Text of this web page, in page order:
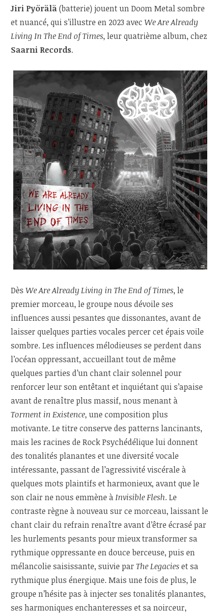
Jiri Pyörälä(batterie) jouent un Doom Metal sombre
et nuancé, qui s’illustre en 2023 avecWe Are Already
Living In The End of Times, leur quatrième album, chez
Saarni Records.
DèsWe Are Already Living in The End of Times, le
premier morceau, le groupe nous dévoile ses
influences aussi pesantes que dissonantes, avant de
laisser quelques parties vocales percer cet épais voile
sombre. Les influences mélodieuses se perdent dans
l’océan oppressant, accueillant tout de même
quelques parties d’un chant clair solennel pour
renforcer leur son entêtant et inquiétant qui s’apaise
avant de renaître plus massif, nous menant à
Torment in Existence, une composition plus
motivante. Le titre conserve des patterns lancinants,
mais les racines de Rock Psychédélique lui donnent
des tonalités planantes et une diversité vocale
intéressante, passant de l’agressivité viscérale à
quelques mots plaintifs et harmonieux, avant que le
son clair ne nous emmène àInvisible Flesh. Le
contraste règne à nouveau sur ce morceau, laissant le
chant clair du refrain renaître avant d’être écrasé par
les hurlements pesants pour mieux transformer sa
rythmique oppressante en douce berceuse, puis en
mélancolie saisissante, suivie parThe Legacieset sa
rythmique plus énergique. Mais une fois de plus, le
groupe n’hésite pas à injecter ses tonalités planantes,
ses harmoniques enchanteresses et sa noirceur,